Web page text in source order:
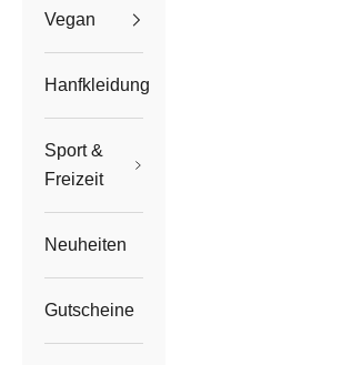
Vegan
Hanfkleidung
Sport &
Freizeit
Neuheiten
Gutscheine